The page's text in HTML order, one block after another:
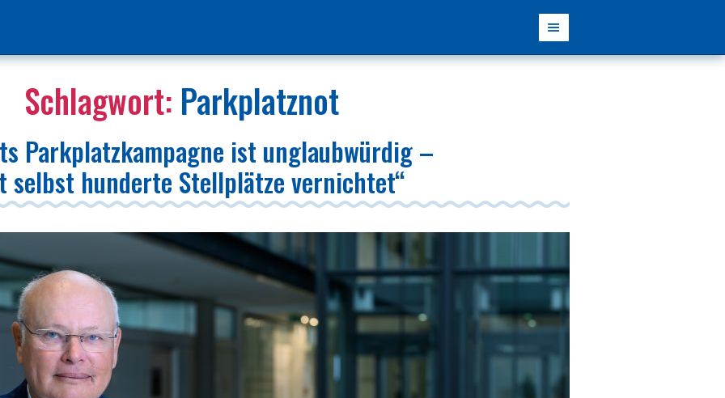
Schlagwort: Parkplatznot
Parkplatzkampagne ist unglaubwürdig –
hunderte Stellplätze vernichtet“